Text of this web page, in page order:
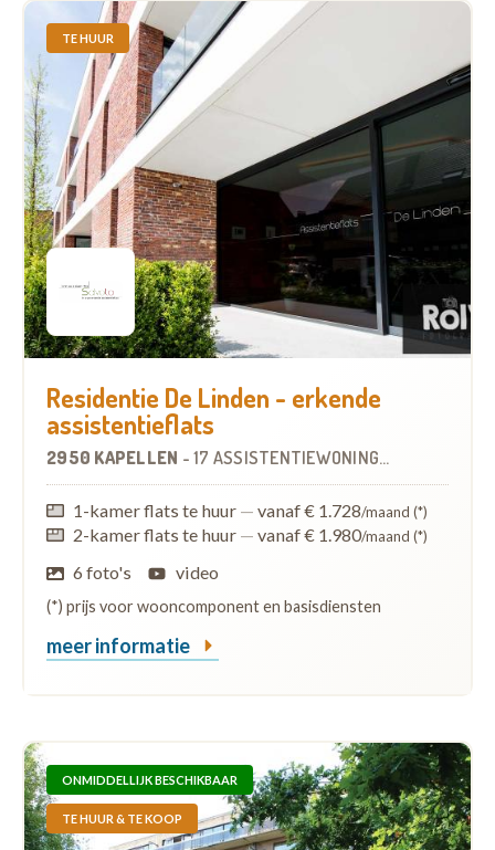
TE HUUR
Residentie De Linden - erkende
assistentieflats
2950 KAPELLEN - 17 ASSISTENTIEWONINGEN
1-kamer flats te huur — vanaf € 1.728/maand (*)
2-kamer flats te huur — vanaf € 1.980/maand (*)
6 foto's video
(*) prijs voor wooncomponent en basisdiensten
meer informatie
ONMIDDELLIJK BESCHIKBAAR
TE HUUR & TE KOOP